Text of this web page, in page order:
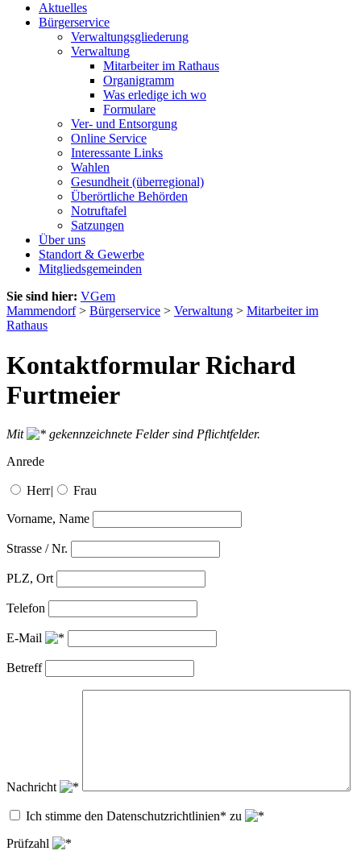
Aktuelles
Bürgerservice
Verwaltungsgliederung
Verwaltung
Mitarbeiter im Rathaus
Organigramm
Was erledige ich wo
Formulare
Ver- und Entsorgung
Online Service
Interessante Links
Wahlen
Gesundheit (überregional)
Überörtliche Behörden
Notruftafel
Satzungen
Über uns
Standort & Gewerbe
Mitgliedsgemeinden
Sie sind hier: VGem
Mammendorf> Bürgerservice > Verwaltung > Mitarbeiter im
Rathaus
Kontaktformular Richard
Furtmeier
Mit
gekennzeichnete Felder sind Pflichtfelder.
Anrede
Herr| Frau
Vorname, Name
Strasse / Nr.
PLZ, Ort
Telefon
E-Mail
Betreff
Nachricht
Ich stimme den Datenschutzrichtlinien* zu
Prüfzahl